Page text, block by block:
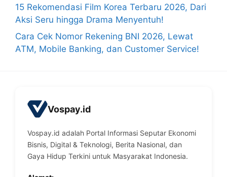
15 Rekomendasi Film Korea Terbaru 2026, Dari
Aksi Seru hingga Drama Menyentuh!
Cara Cek Nomor Rekening BNI 2026, Lewat
ATM, Mobile Banking, dan Customer Service!
Vospay.id
Vospay.id adalah Portal Informasi Seputar Ekonomi
Bisnis, Digital & Teknologi, Berita Nasional, dan
Gaya Hidup Terkini untuk Masyarakat Indonesia.